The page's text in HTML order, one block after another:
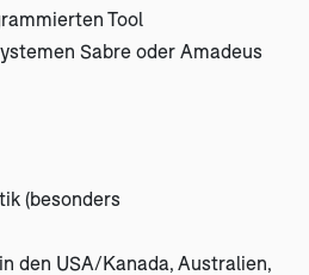
Tool
Sabre oder Amadeus
(besonders
den USA/Kanada, Australien,